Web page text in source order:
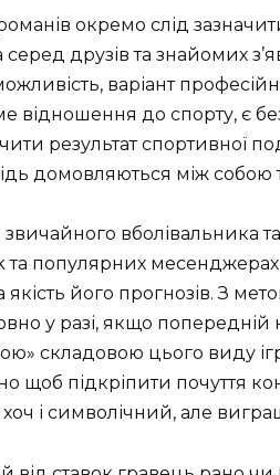
окремо слід
серед друзів та знайомих
варіант
відношення до спорту, є
результат спортивної
домовляються між собою
звичайного вболівальника
та популярних месенджерах
якість його прогнозів. З
у разі, якщо попередній
складовою цього виду
щоб підкріпити почуття
хоч і символічний, але